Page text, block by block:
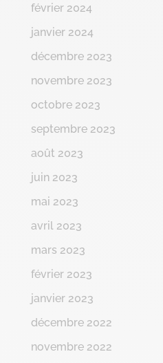
février 2024
janvier 2024
décembre 2023
novembre 2023
octobre 2023
septembre 2023
août 2023
juin 2023
mai 2023
avril 2023
mars 2023
février 2023
janvier 2023
décembre 2022
novembre 2022